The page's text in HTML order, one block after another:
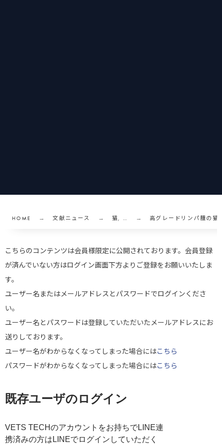
HOME 文献ニュース 猫, … 高グレードリンパ腫の猫
こちらのコンテンツは会員様限定に公開されております。会員登録
が済んでいない方はログイン画面下方よりご登録をお願いいたしま
す。
ユーザー名またはメールアドレスとパスワードでログインくださ
い。
ユーザー名とパスワードは登録していただいたメールアドレスにお
送りしております。
ユーザー名がわからなくなってしまった場合にはこちら
パスワードがわからなくなってしまった場合にはこちら
VETS TECHのアカウントをお持ちでLINE連
携済みの方はLINEでログインしていただく
既存ユーザのログイン